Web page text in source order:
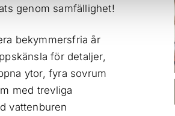
genom samfällighet!
bekymmersfria år
för detaljer,
ytor, fyra sovrum
med trevliga
vattenburen